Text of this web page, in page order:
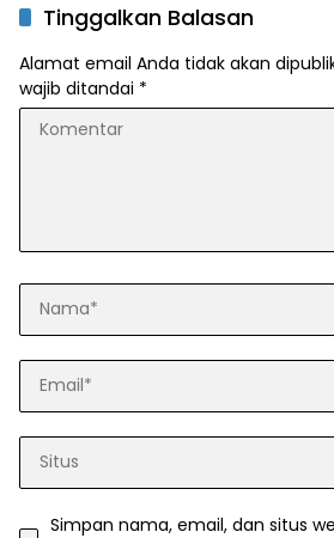
Tinggalkan Balasan
Alamat email Anda tidak akan
wajib ditandai *
Simpan nama, email, dan situs